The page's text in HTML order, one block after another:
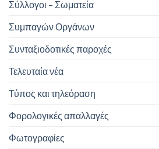
Σύλλογοι – Σωματεία
Συμπαγών Οργάνων
Συνταξιοδοτικές παροχές
Τελευταία νέα
Τύπος και τηλεόραση
Φορολογικές απαλλαγές
Φωτογραφίες